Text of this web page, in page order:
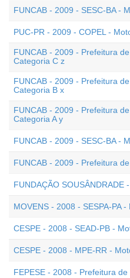
FUNCAB - 2009 - SESC-BA -
PUC-PR - 2009 - COPEL -
FUNCAB - 2009 - Prefeitura
Categoria C z
FUNCAB - 2009 - Prefeitura
Categoria B x
FUNCAB - 2009 - Prefeitura
Categoria A y
FUNCAB - 2009 - SESC-BA -
FUNCAB - 2009 - Prefeitura
FUNDAÇÃO SOUSÂNDRADE
MOVENS - 2008 - SESPA-PA -
CESPE - 2008 - SEAD-PB -
CESPE - 2008 - MPE-RR -
FEPESE - 2008 - Prefeitura